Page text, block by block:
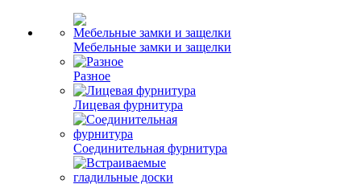
Мебельные замки и защелки
Разное
Лицевая фурнитура
Соединительная фурнитура